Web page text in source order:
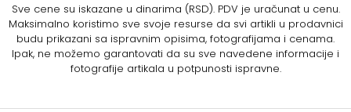
Sve cene su iskazane u dinarima (RSD). PDV je uračunat u cenu.
Maksimalno koristimo sve svoje resurse da svi artikli u prodavnici
budu prikazani sa ispravnim opisima, fotografijama i cenama.
Ipak, ne možemo garantovati da su sve navedene informacije i
fotografije artikala u potpunosti ispravne.